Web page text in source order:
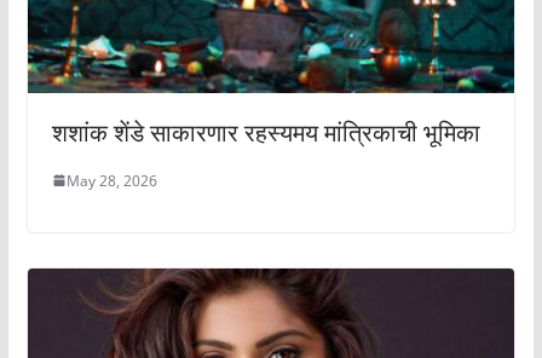
शशांक शेंडे साकारणार रहस्यमय मांत्रिकाची भूमिका
May 28, 2026